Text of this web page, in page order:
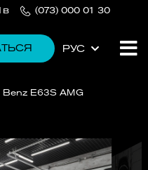
(073) 000 01 30
РУС
УКР
Benz E63S AMG